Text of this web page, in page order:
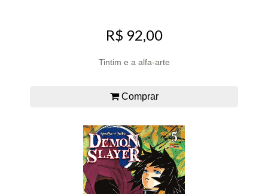
R$ 92,00
Tintim e a alfa-arte
Comprar